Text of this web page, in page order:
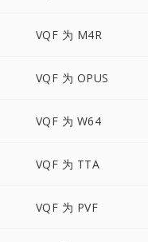
VQF 为 M4R
VQF 为 OPUS
VQF 为 W64
VQF 为 TTA
VQF 为 PVF